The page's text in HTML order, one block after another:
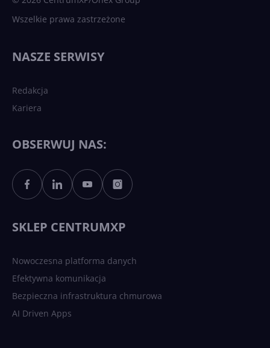
Sztuczna inteligencja po
polsku. Dość barier
Wszelkie prawa zastrzeżone
NASZE SERWISY
Redakcja
Kariera
OBSERWUJ NAS:
SKLEP CENTRUMXP
Nowoczesna platforma danych
Efektywna komunikacja
Bezpieczna infrastruktura chmurowa
AI Driven Apps